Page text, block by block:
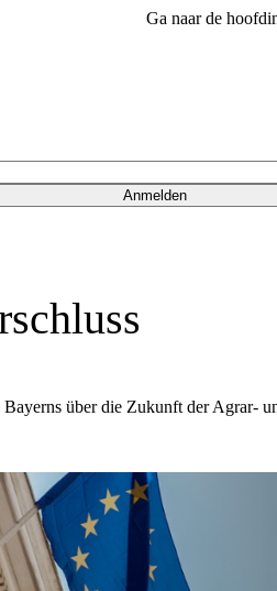
Ga naar de
Anmelden
über die Zukunft der Agrar-